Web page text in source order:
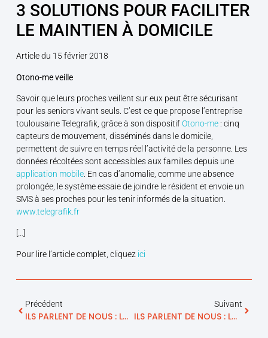
3 SOLUTIONS POUR FACILITER
LE MAINTIEN À DOMICILE
Article du 15 février 2018
Otono-me veille
Savoir que leurs proches veillent sur eux peut être sécurisant
pour les seniors vivant seuls. C’est ce que propose l’entreprise
toulousaine Telegrafik, grâce à son dispositifOtono-me: cinq
capteurs de mouvement, disséminés dans le domicile,
permettent de suivre en temps réel l’activité de la personne. Les
données récoltées sont accessibles aux familles depuis une
application mobile. En cas d’anomalie, comme une absence
prolongée, le système essaie de joindre le résident et envoie un
SMS à ses proches pour les tenir informés de la situation.
www.telegrafik.fr
[…]
Pour lire l’article complet, cliquez ici
Précédent
ILS PARLENT DE NOUS : LA MONTAGNE, Média D’information Locale Et Régionale En Auvergne Et Limousin
Suivant
ILS PARLENT DE NOUS : La République Du Centre, Média D’information Locale Et Régionale Dans Le Loiret Et En Région Centre